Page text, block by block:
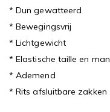
* Dun gewatteerd
* Bewegingsvrij
* Lichtgewicht
* Elastische taille en
* Ademend
* Rits afsluitbare zakken